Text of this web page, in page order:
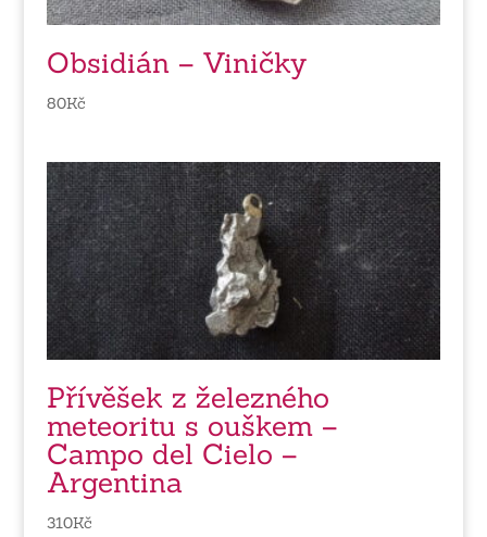
Obsidián – Viničky
80Kč
Přívěšek z železného
meteoritu s ouškem –
Campo del Cielo –
Argentina
310Kč